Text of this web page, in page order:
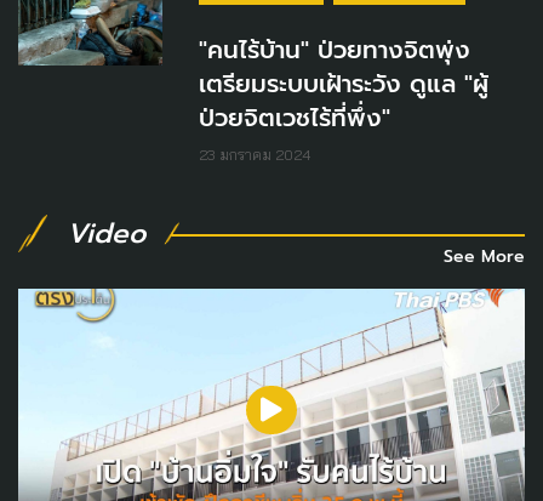
"คนไร้บ้าน" ป่วยทางจิตพุ่ง
เตรียมระบบเฝ้าระวัง ดูแล "ผู้
ป่วยจิตเวชไร้ที่พึ่ง"
23 มกราคม 2024
Video
See More